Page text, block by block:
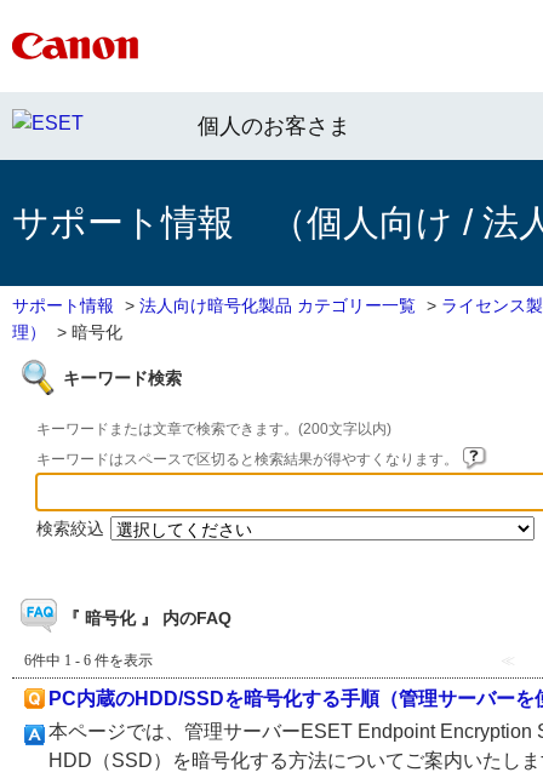
個人のお客さま
サポート情報 （個人向け / 法
サポート情報 > 法人向け暗号化製品 カテゴリー一覧 > ライセンス
理）
> 暗号化
キーワード検索
キーワードまたは文章で検索できます。(200文字以内)
キーワードはスペースで区切ると検索結果が得やすくなります。
検索絞込
『 暗号化 』 内のFAQ
6件中 1 - 6 件を表示 ≪
PC内蔵のHDD/SSDを暗号化する手順（管理サーバーを
本ページでは、管理サーバーESET Endpoint
HDD（SSD）を暗号化する方法についてご案内いたし